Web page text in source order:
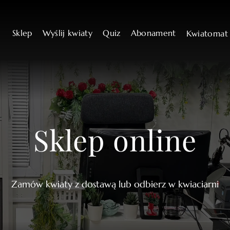
Sklep Wyślij kwiaty Quiz Abonament Kwiatomat
Sklep online
Zamów kwiaty z dostawą lub odbierz w kwiaciarni